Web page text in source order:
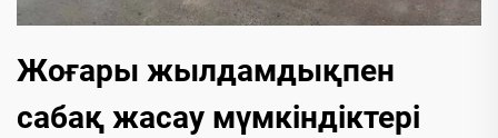
Жоғары жылдамдықпен
сабақ жасау мүмкіндіктері